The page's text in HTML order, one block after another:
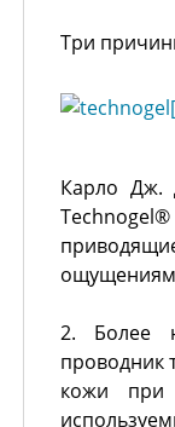
Три
Карло Дж.
2. Более
проводник
кожи при